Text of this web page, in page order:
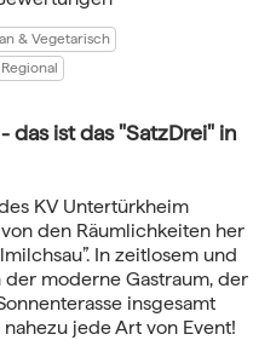
& Vegetarisch
das ist das "SatzDrei" in
KV Untertürkheim
den Räumlichkeiten her
In zeitlosem und
moderne Gastraum, der
insgesamt
jede Art von Event!